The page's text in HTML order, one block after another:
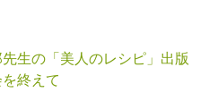
生の「美人のレシピ」出版
終えて